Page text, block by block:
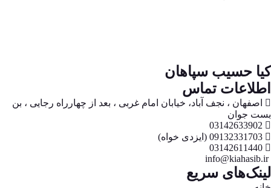
کیا حسیب سپاهان
اطلاعات تماس
اصفهان ، نجف آباد، خیابان امام غربی ، بعد از چهارراه رجایی ، بن
بست جوان
03142633902
09132331703 (ایزدی خواه)
03142611440
info@kiahasib.ir
لینک‌های سریع